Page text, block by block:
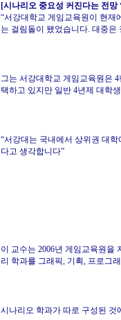
[시나리오 중요성 커진다는 전망
“서강대학교 게임교육원이 현재
는 걸림돌이 됐었습니다. 대중은
그는 서강대학교 게임교육원은
택하고 있지만 일반 4년제 대학
“서강대는 국내에서 상위권 대
다고 생각합니다”
이 교수는 2006년 게임교육원을
리 학과를 그래픽, 기획, 프로그
시나리오 학과가 따로 구성된 것